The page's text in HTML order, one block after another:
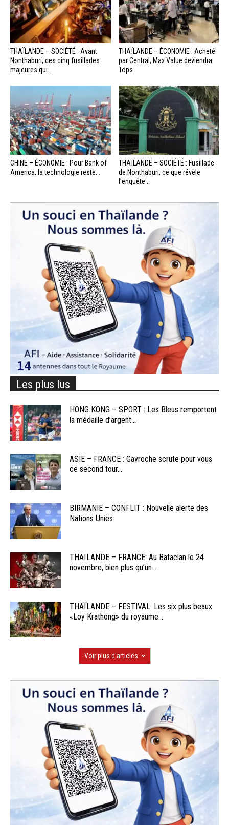
THAÏLANDE – SOCIÉTÉ : Avant
Nonthaburi, ces cinq fusillades
majeures qui...
THAÏLANDE – ÉCONOMIE : Acheté
par Central, Max Value deviendra
Tops
CHINE – ÉCONOMIE : Pour Bank of
America, la technologie reste...
THAÏLANDE – SOCIÉTÉ : Fusillade
de Nonthaburi, ce que révèle
l’enquête...
Les plus lus
HONG KONG – SPORT : Les Bleus remportent
la médaille d’argent...
ASIE – FRANCE : Gavroche scrute pour vous
ce second tour...
BIRMANIE – CONFLIT : Nouvelle alerte des
Nations Unies
THAÏLANDE – FRANCE: Au Bataclan le 24
novembre, bien plus qu’un...
THAÏLANDE – FESTIVAL: Les six plus beaux
«Loy Krathong» du royaume...
Voir plus d'articles